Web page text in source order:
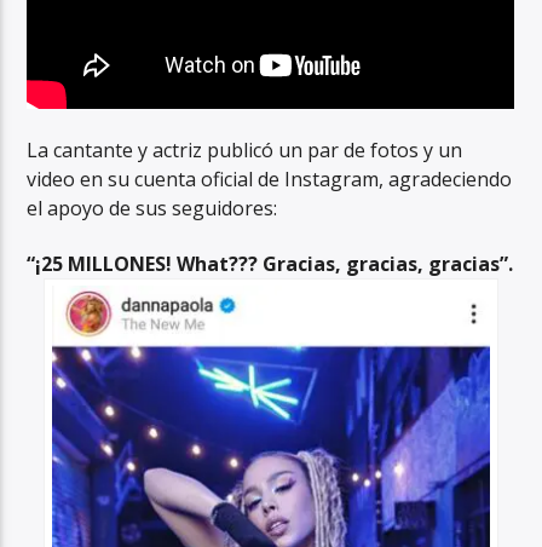
La cantante y actriz publicó un par de fotos y un
video en su cuenta oficial de Instagram, agradeciendo
el apoyo de sus seguidores:
“¡25 MILLONES! What??? Gracias, gracias, gracias”.